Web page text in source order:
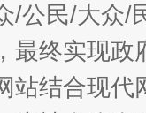
/公民/大众/
最终实现
站结合现